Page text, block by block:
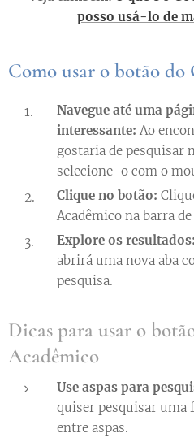
posso usá-lo de
Como usar o botão
Navegue até uma
interessante: Ao
gostaria de pesquisar
selecione-o com o
Clique no botão:
Acadêmico na barra
Explore os resultados:
abrirá uma nova aba
pesquisa.
Dicas para usar o
Acadêmico
Use aspas para
quiser pesquisar uma
entre aspas.